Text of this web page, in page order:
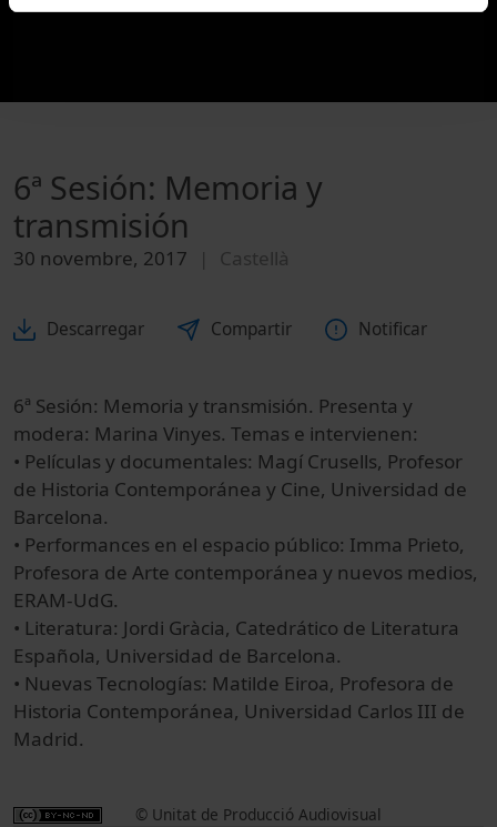
6ª Sesión: Memoria y
transmisión
30 novembre, 2017 Castellà
Descarregar Compartir Notificar
6ª Sesión: Memoria y transmisión. Presenta y
modera: Marina Vinyes. Temas e intervienen:
• Películas y documentales: Magí Crusells, Profesor
de Historia Contemporánea y Cine, Universidad de
Barcelona.
• Performances en el espacio público: Imma Prieto,
Profesora de Arte contemporánea y nuevos medios,
ERAM-UdG.
• Literatura: Jordi Gràcia, Catedrático de Literatura
Española, Universidad de Barcelona.
• Nuevas Tecnologías: Matilde Eiroa, Profesora de
Historia Contemporánea, Universidad Carlos III de
Madrid.
© Unitat de Producció Audiovisual